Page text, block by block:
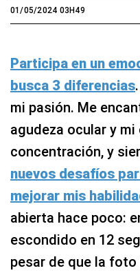
01/05/2024 03H49
Participa en un
busca 3 diferencias
mi pasión. Me
agudeza ocular y
concentración, y
nuevos desafíos
mejorar mis
abierta hace poco:
escondido en 12
pesar de que la